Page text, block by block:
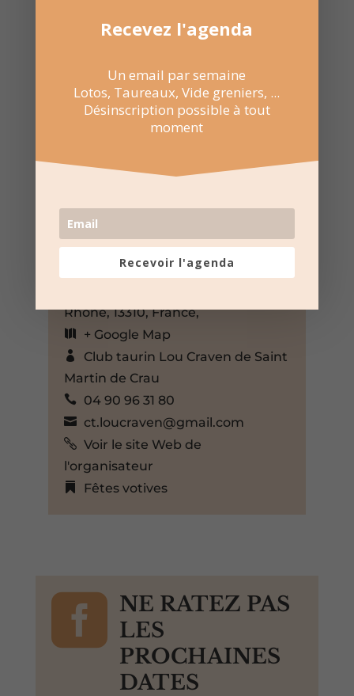
Arènes Louis Thier à Saint
Martin de Crau
Avenue du Foirail 2, Saint-
Rhône, 13310, France,
+ Google Map
Club taurin Lou Craven de Saint
Martin de Crau
04 90 96 31 80
ct.loucraven@gmail.com
Voir le site Web de
l'organisateur
Fêtes votives

NE RATEZ PAS
LES
PROCHAINES
DATES
Recevez l'agenda
Un email par semaine
Lotos, Taureaux, Vide greniers, ...
Désinscription possible à tout
moment
Recevoir l'agenda